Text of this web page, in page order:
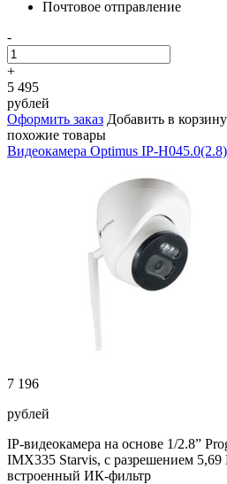
Почтовое отправление
-
+
5 495
рублей
Оформить заказ Добавить в корзину
похожие товары
Видеокамера Optimus IP-
7 196
рублей
IP-видеокамера на основе 1/2.8”
IMX335 Starvis, с разрешением
встроенный ИК-фильтр